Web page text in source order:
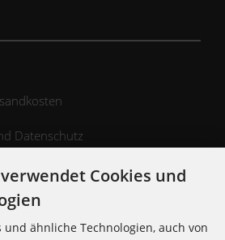
Datenschutz
Cookies und
und ähnliche Technologien, auch von